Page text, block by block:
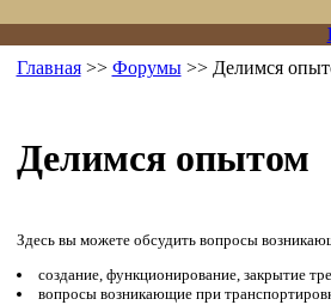
Главная>> Форумы>> Делимся
Делимся опытом
Здесь вы можете обсудить вопросы
создание, функционирование, закрытие
вопросы возникающие при